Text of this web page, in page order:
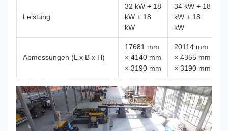
Leistung
32 kW + 18
kW + 18
kW
34 kW + 18
kW + 18
kW
Abmessungen (L x B x H)
17681 mm
× 4140 mm
× 3190 mm
20114 mm
× 4355 mm
× 3190 mm